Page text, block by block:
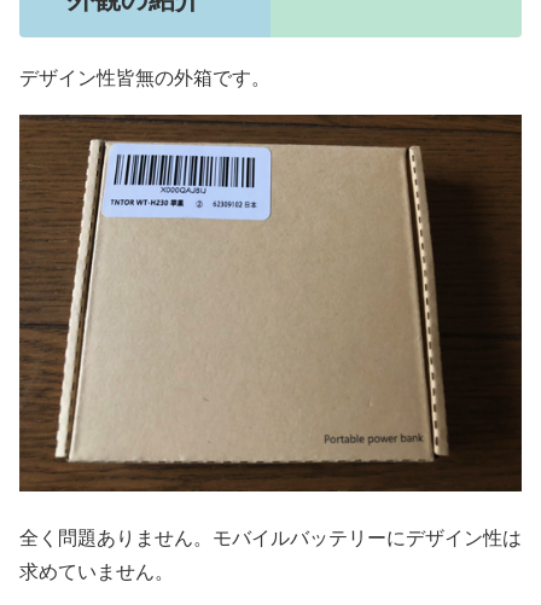
デザイン性皆無の外箱です。
全く問題ありません。モバイルバッテリーにデザイン性は
求めていません。